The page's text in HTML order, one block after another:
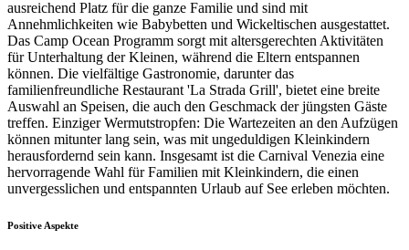
ausreichend Platz für die ganze Familie und sind mit
Annehmlichkeiten wie Babybetten und Wickeltischen ausgestattet.
Das Camp Ocean Programm sorgt mit altersgerechten Aktivitäten
für Unterhaltung der Kleinen, während die Eltern entspannen
können. Die vielfältige Gastronomie, darunter das
familienfreundliche Restaurant 'La Strada Grill', bietet eine breite
Auswahl an Speisen, die auch den Geschmack der jüngsten Gäste
treffen. Einziger Wermutstropfen: Die Wartezeiten an den Aufzügen
können mitunter lang sein, was mit ungeduldigen Kleinkindern
herausfordernd sein kann. Insgesamt ist die Carnival Venezia eine
hervorragende Wahl für Familien mit Kleinkindern, die einen
unvergesslichen und entspannten Urlaub auf See erleben möchten.
Positive Aspekte